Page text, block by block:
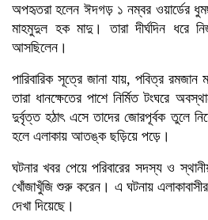
অপহৃতরা হলেন ঈদগড় ১ নম্বর ওয়ার্ডের
মাহমুদুল হক মাদু। তারা দীর্ঘদিন ধরে
আসছিলেন।
পারিবারিক সূত্রে জানা যায়, পবিত্র রমজান
তারা ধানক্ষেতের পাশে নির্মিত টংঘরে
দুর্বৃত্ত হঠাৎ এসে তাদের জোরপূর্বক তুলে
হলে এলাকায় আতঙ্ক ছড়িয়ে পড়ে।
ঘটনার খবর পেয়ে পরিবারের সদস্য ও
খোঁজাখুঁজি শুরু করেন। এ ঘটনায়
দেখা দিয়েছে।